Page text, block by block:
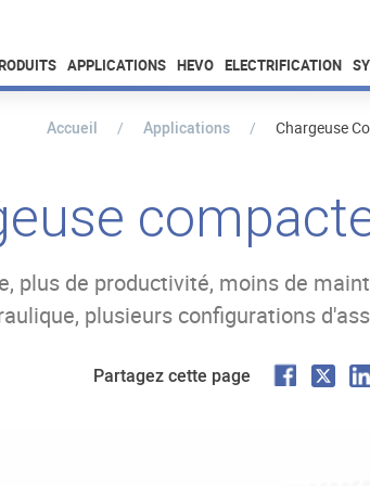
APPLICATIONS HEVO ELECTRIFICATION
Accueil Applications Chargeuse
plus de productivité, moins de
plusieurs configurations
Partagez cette page F X L